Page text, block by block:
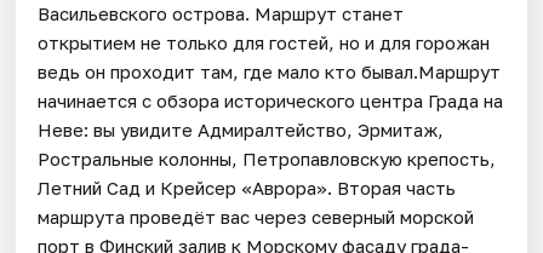
Васильевского острова. Маршрут станет
открытием не только для гостей, но и для горожан
ведь он проходит там, где мало кто бывал.Маршрут
начинается с обзора исторического центра Града на
Неве: вы увидите Адмиралтейство, Эрмитаж,
Ростральные колонны, Петропавловскую крепость,
Летний Сад и Крейсер «Аврора». Вторая часть
маршрута проведёт вас через северный морской
порт в Финский залив к Морскому фасаду града-